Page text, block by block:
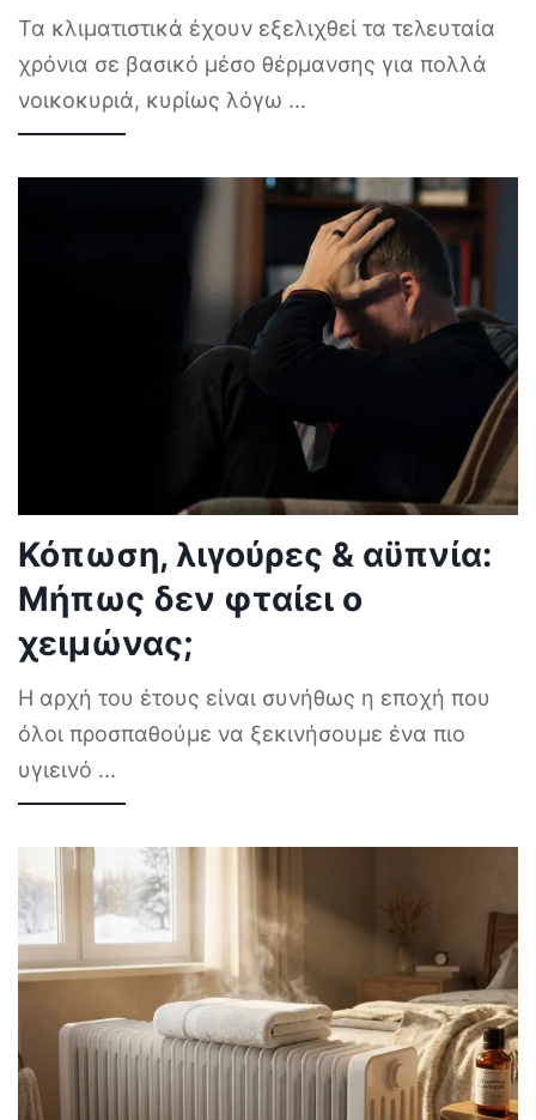
Τα κλιματιστικά έχουν εξελιχθεί τα τελευταία
χρόνια σε βασικό μέσο θέρμανσης για πολλά
νοικοκυριά, κυρίως λόγω ...
Κόπωση, λιγούρες & αϋπνία:
Μήπως δεν φταίει ο
χειμώνας;
Η αρχή του έτους είναι συνήθως η εποχή που
όλοι προσπαθούμε να ξεκινήσουμε ένα πιο
υγιεινό ...